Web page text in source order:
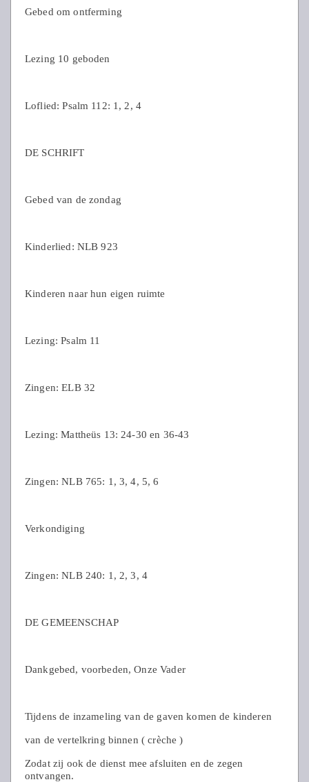
Gebed om ontferming
Lezing 10 geboden
Loflied: Psalm 112: 1, 2, 4
DE SCHRIFT
Gebed van de zondag
Kinderlied: NLB 923
Kinderen naar hun eigen ruimte
Lezing: Psalm 11
Zingen: ELB 32
Lezing: Mattheüs 13: 24-30 en 36-43
Zingen: NLB 765: 1, 3, 4, 5, 6
Verkondiging
Zingen: NLB 240: 1, 2, 3, 4
DE GEMEENSCHAP
Dankgebed, voorbeden, Onze Vader
Tijdens de inzameling van de gaven komen de kinderen
van de vertelkring binnen ( crèche )
Zodat zij ook de dienst mee afsluiten en de zegen
ontvangen.